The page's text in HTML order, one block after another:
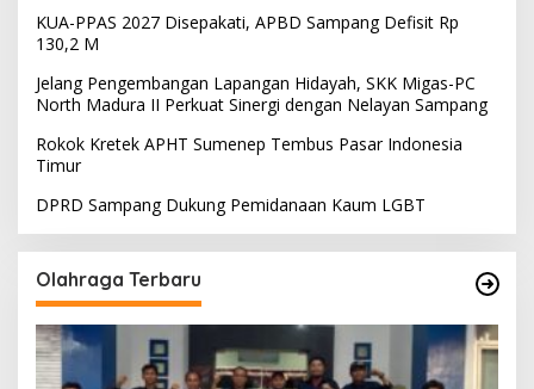
KUA-PPAS 2027 Disepakati, APBD Sampang Defisit Rp
130,2 M
Jelang Pengembangan Lapangan Hidayah, SKK Migas-PC
North Madura II Perkuat Sinergi dengan Nelayan Sampang
Rokok Kretek APHT Sumenep Tembus Pasar Indonesia
Timur
DPRD Sampang Dukung Pemidanaan Kaum LGBT
Olahraga Terbaru